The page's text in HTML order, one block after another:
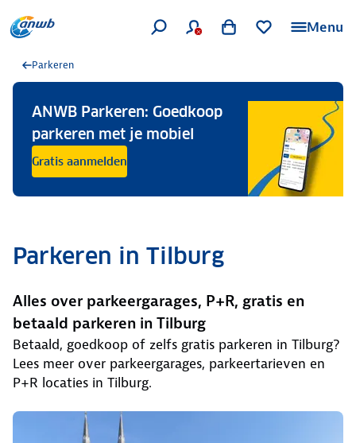
Menu
Parkeren
ANWB Parkeren: Goedkoop
parkeren met je mobiel
Gratis aanmelden
Parkeren in Tilburg
Alles over parkeergarages, P+R, gratis en
betaald parkeren in Tilburg
Betaald, goedkoop of zelfs gratis parkeren in Tilburg?
Lees meer over parkeergarages, parkeertarieven en
P+R locaties in Tilburg.